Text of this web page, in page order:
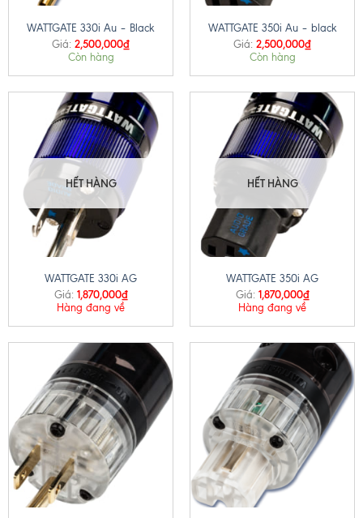
WATTGATE 330i Au – Black
Giá: 2,500,000₫
Còn hàng
WATTGATE 350i Au – black
Giá: 2,500,000₫
Còn hàng
HẾT HÀNG
WATTGATE 330i AG
Giá: 1,870,000₫
Hàng đang về
HẾT HÀNG
WATTGATE 350i AG
Giá: 1,870,000₫
Hàng đang về